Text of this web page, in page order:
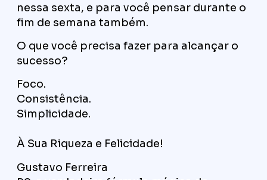
nessa sexta, e para você pensar durante o
fim de semana também.
O que você precisa fazer para alcançar o
sucesso?
Foco.
Consistência.
Simplicidade.
À Sua Riqueza e Felicidade!
Gustavo Ferreira